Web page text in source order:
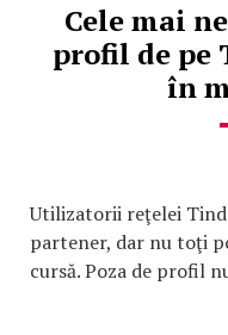
Cele mai
profil de pe
în
Utilizatorii reţelei
partener, dar nu toţi
cursă. Poza de profil